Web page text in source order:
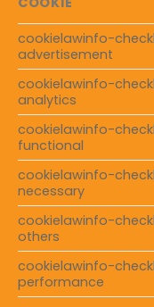
cookielawinfo-
advertisement
cookielawinfo-
analytics
cookielawinfo-
functional
cookielawinfo-
necessary
cookielawinfo-
others
cookielawinfo-
performance